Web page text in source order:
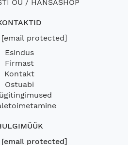
OÜ / HANSASHOP
[email protected]
Esindus
Firmast
Kontakt
Ostuabi
[email protected]